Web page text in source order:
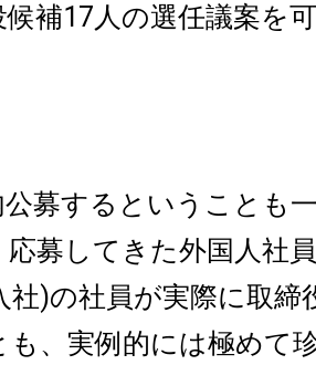
補17人の選任議案を
募するということも
募してきた外国人社
社)の社員が実際に取締
も、実例的には極めて